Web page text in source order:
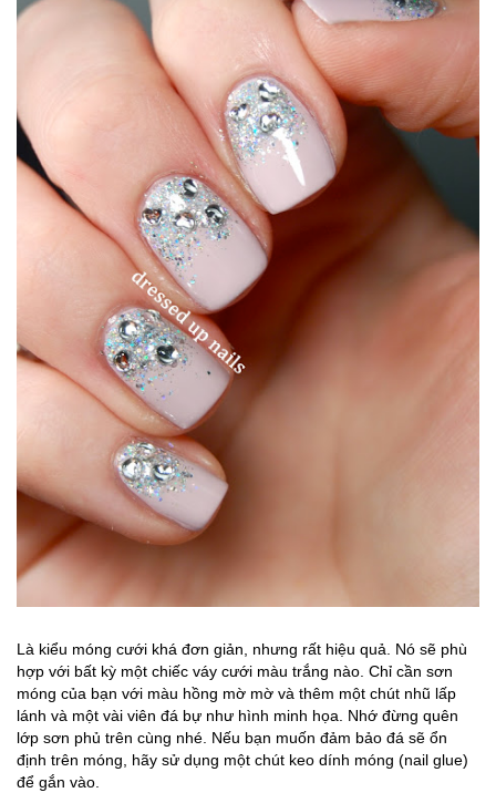
Là kiểu móng cưới khá đơn giản, nhưng rất hiệu quả. Nó sẽ phù
hợp với bất kỳ một chiếc váy cưới màu trắng nào. Chỉ cần sơn
móng của bạn với màu hồng mờ mờ và thêm một chút nhũ lấp
lánh và một vài viên đá bự như hình minh họa. Nhớ đừng quên
lớp sơn phủ trên cùng nhé. Nếu bạn muốn đảm bảo đá sẽ ổn
định trên móng, hãy sử dụng một chút keo dính móng (nail glue)
để gắn vào.